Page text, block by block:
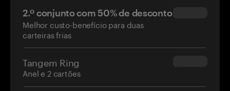
2.º conjunto com 50% de desconto
Melhor custo-benefício para duas
carteiras frias
$34.95
Tangem Ring
Anel e 2 cartões
$160.00